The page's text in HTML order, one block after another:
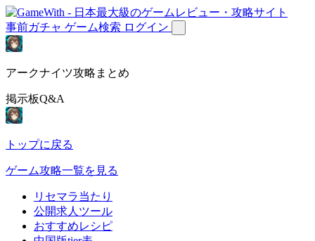
事前ガチャ ゲーム検索 ログイン
アークナイツ攻略まとめ
掲示板Q&A
トップに戻る
ゲーム攻略一覧を見る
リセマラ当たり
公開求人ツール
おすすめレシピ